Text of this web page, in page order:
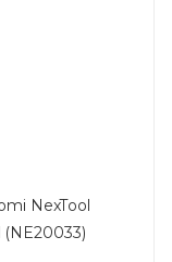
NexTool